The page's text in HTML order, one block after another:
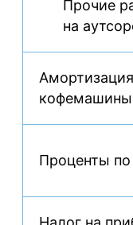
Прочие
на
Проценты по